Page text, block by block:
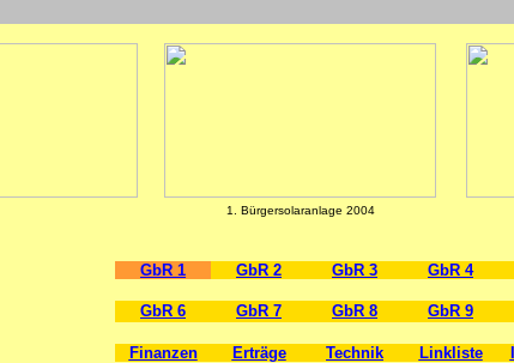
1. Bürgersolaranlage 2004
GbR 1 GbR 2 GbR 3 GbR 4
GbR 6 GbR 7 GbR 8 GbR 9
Finanzen Erträge Technik Linkliste